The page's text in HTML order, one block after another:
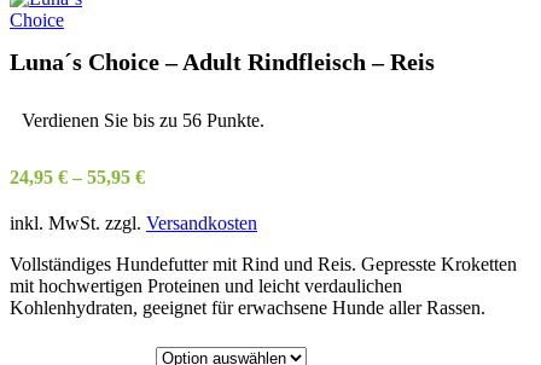
Luna´s Choice – Adult Rindfleisch – Reis
Verdienen Sie bis zu 56 Punkte.
24,95 € – 55,95 €
inkl. MwSt. zzgl. Versandkosten
Vollständiges Hundefutter mit Rind und Reis. Gepresste Kroketten
mit hochwertigen Proteinen und leicht verdaulichen
Kohlenhydraten, geeignet für erwachsene Hunde aller Rassen.